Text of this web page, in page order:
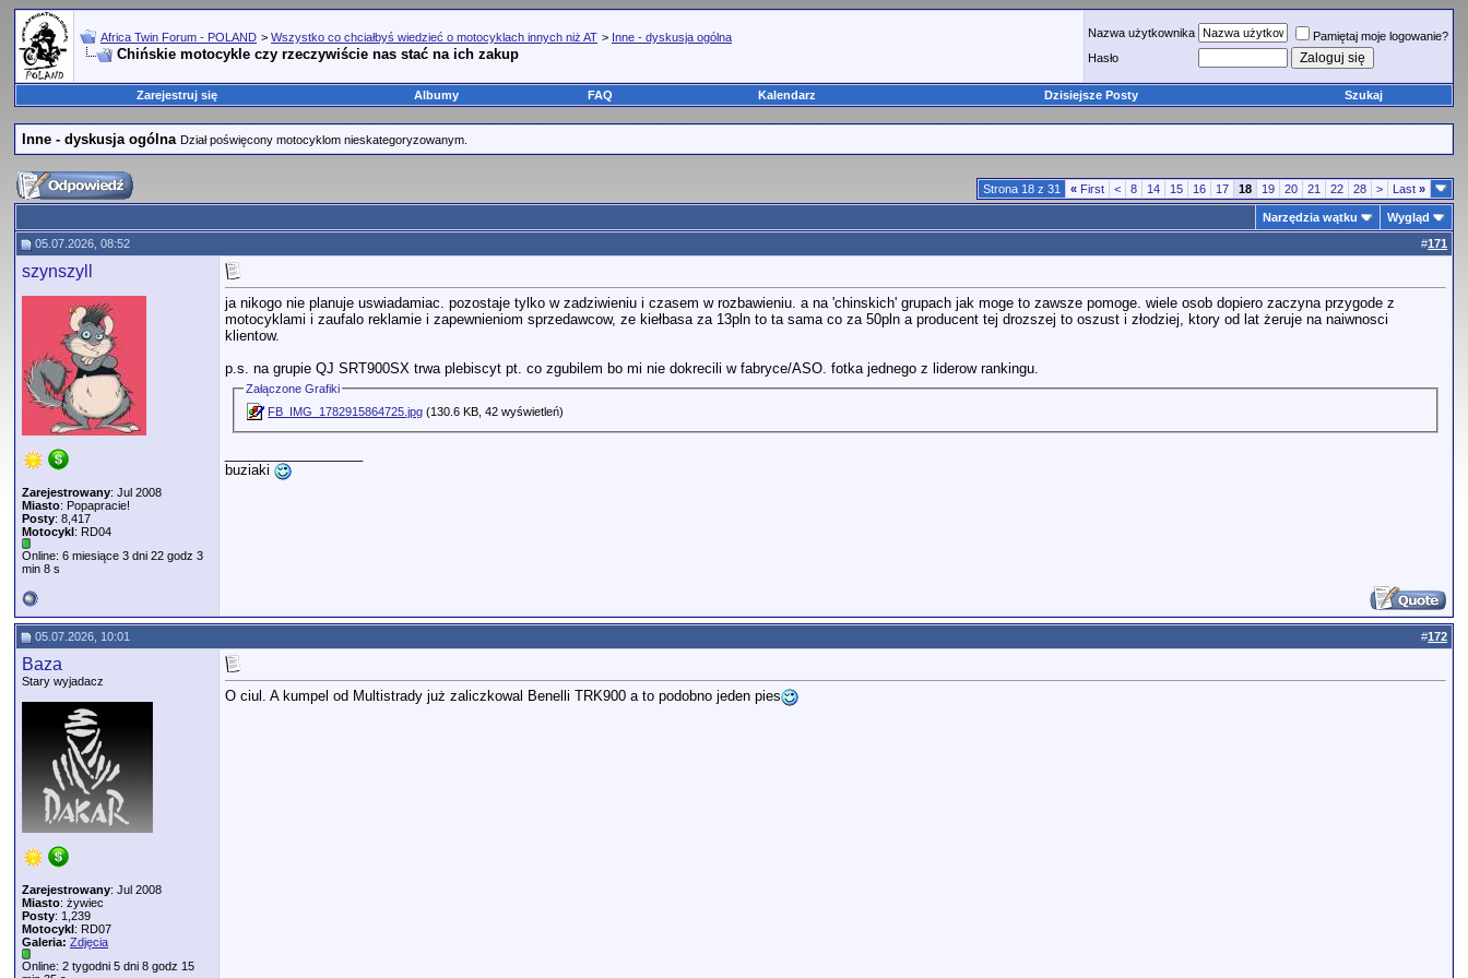
Africa Twin Forum - POLAND > Wszystko co chciałbyś wiedzieć o motocyklach innych niż AT > Inne - dyskusja ogólna
Chińskie motocykle czy rzeczywiście nas stać na ich zakup
Nazwa użytkownika
Pamiętaj moje logowanie?
Hasło
Zarejestruj się Albumy FAQ Kalendarz Dzisiejsze Posty Szukaj
Inne - dyskusja ogólna Dział poświęcony motocyklom nieskategoryzowanym.
Strona 18 z 31 « First < 8 14 15 16 17 18 19 20 21 22 28 > Last »
Narzędzia wątku
Wygląd
05.07.2026, 08:52
#171
szynszyll
Zarejestrowany: Jul 2008
Miasto: Popapracie!
Posty: 8,417
Motocykl: RD04
Online: 6 miesiące 3 dni 22 godz 3
min 8 s
ja nikogo nie planuje uswiadamiac. pozostaje tylko w zadziwieniu i czasem w rozbawieniu. a na 'chinskich' grupach jak moge to zawsze pomoge. wiele osob dopiero zaczyna przygode z
motocyklami i zaufalo reklamie i zapewnieniom sprzedawcow, ze kiełbasa za 13pln to ta sama co za 50pln a producent tej drozszej to oszust i złodziej, ktory od lat żeruje na naiwnosci
klientow.
p.s. na grupie QJ SRT900SX trwa plebiscyt pt. co zgubilem bo mi nie dokrecili w fabryce/ASO. fotka jednego z liderow rankingu.
Załączone Grafiki
FB_IMG_1782915864725.jpg (130.6 KB, 42 wyświetleń)
buziaki
05.07.2026, 10:01 #172
Baza
Stary wyjadacz
Zarejestrowany: Jul 2008
Miasto: żywiec
Posty: 1,239
Motocykl: RD07
Galeria: Zdjęcia
Online: 2 tygodni 5 dni 8 godz 15
O ciul. A kumpel od Multistrady już zaliczkowal Benelli TRK900 a to podobno jeden pies